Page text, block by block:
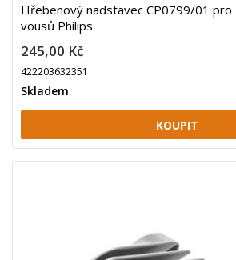
Hřebenový nadstavec CP0799/01 pro
vousů Philips
245,00 Kč
422203632351
Skladem